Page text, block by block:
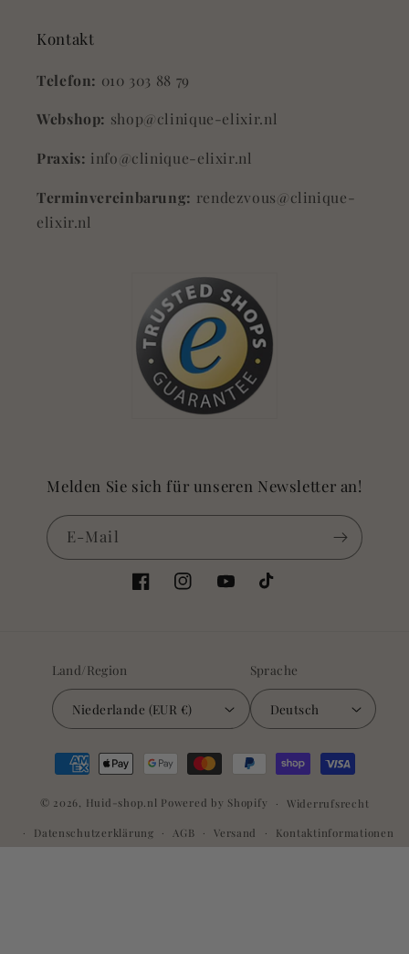
Kontakt
Telefon: 010 303 88 79
Webshop: shop@clinique-elixir.nl
Praxis: info@clinique-elixir.nl
Terminvereinbarung: rendezvous@clinique-
elixir.nl
Melden Sie sich für unseren Newsletter an!
E-Mail
FacebookInstagramYouTubeTikTok
Land/Region
Niederlande (EUR €)
Sprache
Deutsch
Zahlungsmethoden
© 2026, Huid-shop.nl Powered by Shopify Widerrufsrecht
Datenschutzerklärung AGB Versand Kontaktinformationen